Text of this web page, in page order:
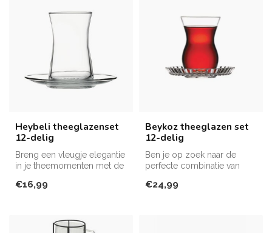
Heybeli theeglazenset
12-delig
Breng een vleugje elegantie
in je theemomenten met de
€16,99
Beykoz theeglazen set
12-delig
Ben je op zoek naar de
perfecte combinatie van
voor...
€24,99